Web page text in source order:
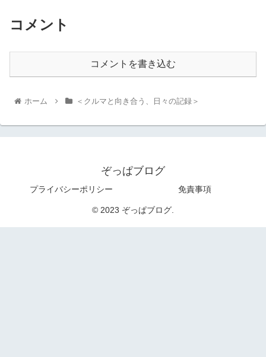
コメント
コメントを書き込む
ホーム ＜クルマと向き合う、日々の記録＞
ぞっぱブログ
プライバシーポリシー 免責事項
© 2023 ぞっぱブログ.